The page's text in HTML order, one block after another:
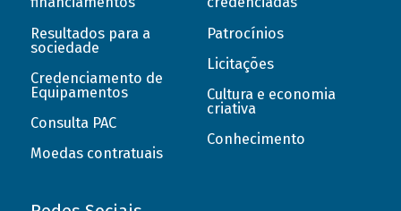
Resultados para a
sociedade
Credenciamento de
Equipamentos
Consulta PAC
Moedas contratuais
Patrocínios
Licitações
Cultura e economia
criativa
Conhecimento